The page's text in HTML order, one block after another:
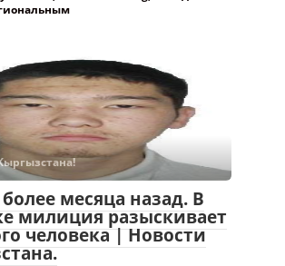
месяца назад. В
милиция разыскивает
человека | Новости